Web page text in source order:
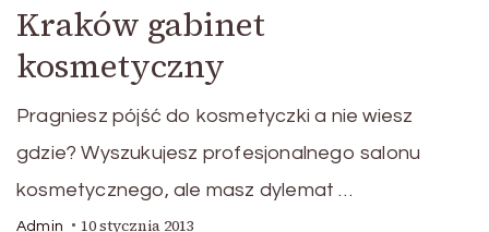
Kraków gabinet
kosmetyczny
Pragniesz pójść do kosmetyczki a nie wiesz
gdzie? Wyszukujesz profesjonalnego salonu
kosmetycznego, ale masz dylemat …
Admin 10 stycznia 2013